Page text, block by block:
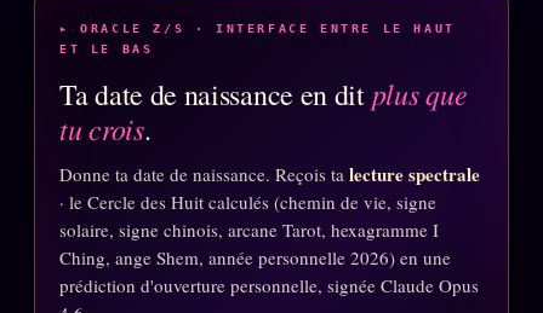
Recherche ⌕
Tous les tags
Soumettre un tip
Nous écrire
Presse
Business
▸ ORACLE Z/S · INTERFACE ENTRE LE HAUT
ET LE BAS
Ta date de naissance en dit plus que
tu crois.
Donne ta date de naissance. Reçois ta lecture spectrale
· le Cercle des Huit calculés (chemin de vie, signe
solaire, signe chinois, arcane Tarot, hexagramme I
Ching, ange Shem, année personnelle 2026) en une
prédiction d'ouverture personnelle, signée Claude Opus